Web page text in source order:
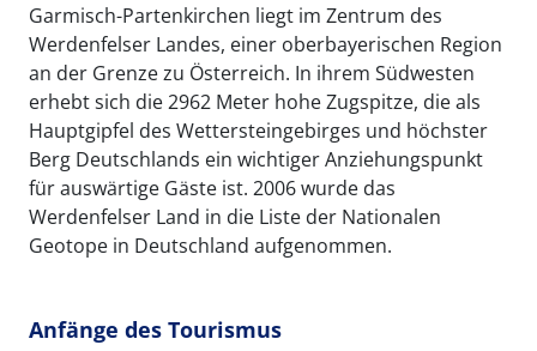
Garmisch-Partenkirchen liegt im Zentrum des
Werdenfelser Landes, einer oberbayerischen Region
an der Grenze zu Österreich. In ihrem Südwesten
erhebt sich die 2962 Meter hohe Zugspitze, die als
Hauptgipfel des Wettersteingebirges und höchster
Berg Deutschlands ein wichtiger Anziehungspunkt
für auswärtige Gäste ist. 2006 wurde das
Werdenfelser Land in die Liste der Nationalen
Geotope in Deutschland aufgenommen.
Anfänge des Tourismus